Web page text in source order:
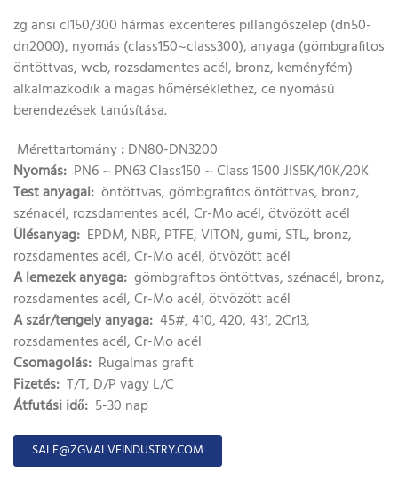
zg ansi cl150/300 hármas excenteres pillangószelep (dn50-
dn2000), nyomás (class150~class300), anyaga (gömbgrafitos
öntöttvas, wcb, rozsdamentes acél, bronz, keményfém)
alkalmazkodik a magas hőmérséklethez, ce nyomású
berendezések tanúsítása.
Mérettartomány:DN80-DN3200
Nyomás: PN6 ~ PN63 Class150 ~ Class 1500 JIS5K/10K/20K
Test anyagai: öntöttvas, gömbgrafitos öntöttvas, bronz,
szénacél, rozsdamentes acél, Cr-Mo acél, ötvözött acél
Ülésanyag: EPDM, NBR, PTFE, VITON, gumi, STL, bronz,
rozsdamentes acél, Cr-Mo acél, ötvözött acél
A lemezek anyaga: gömbgrafitos öntöttvas, szénacél, bronz,
rozsdamentes acél, Cr-Mo acél, ötvözött acél
A szár/tengely anyaga: 45#, 410, 420, 431, 2Cr13,
rozsdamentes acél, Cr-Mo acél
Csomagolás: Rugalmas grafit
Fizetés: T/T, D/P vagy L/C
Átfutási idő: 5-30 nap
SALE@ZGVALVEINDUSTRY.COM